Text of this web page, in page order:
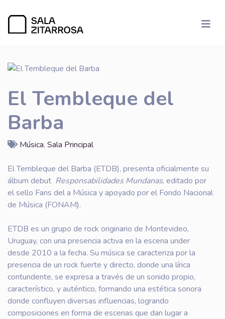
El Tembleque del
Barba
Música, Sala Principal
El Tembleque del Barba (ETDB), presenta oficialmente su
álbum debut Responsabilidades Mundanas, editado por
el sello Fans del a Música y apoyado por el Fondo Nacional
de Música (FONAM).
ETDB es un grupo de rock originario de Montevideo,
Uruguay, con una presencia activa en la escena under
desde 2010 a la fecha. Su música se caracteriza por la
presencia de un rock fuerte y directo, donde una lírica
contundente, se expresa a través de un sonido propio,
característico, y auténtico, formando una estética sonora
donde confluyen diversas influencias, logrando
composiciones en forma de escenas que dan lugar a